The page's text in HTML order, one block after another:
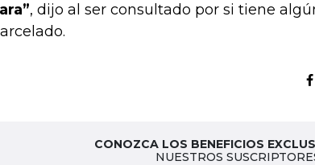
, dijo al ser consultado por si tiene
CONOZCA LOS BENEFICIOS
NUESTROS